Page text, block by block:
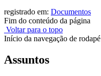
registrado em: Documentos
Fim do conteúdo da página
Voltar para o topo
Início da navegação de rodapé
Assuntos